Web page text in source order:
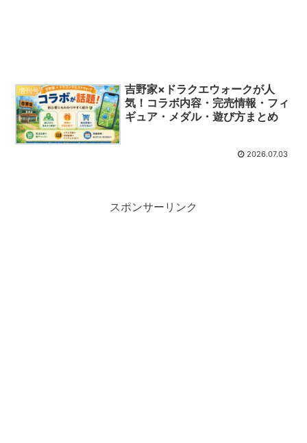
増刊号
吉野家×ドラクエウォークが人
気！コラボ内容・完売情報・フィ
ギュア・メダル・遊び方まとめ
2026.07.03
スポンサーリンク